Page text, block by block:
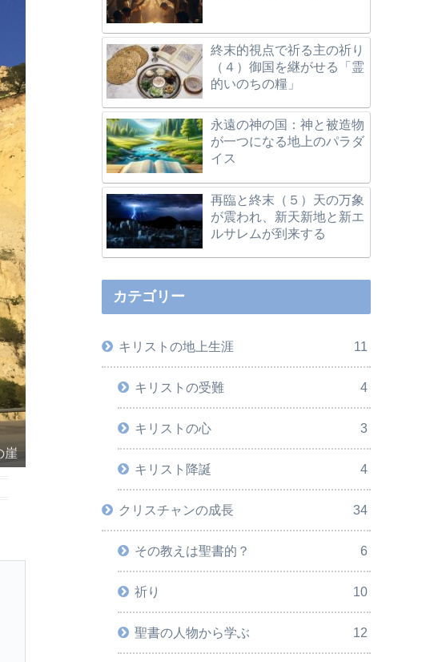
崖
終末的視点で祈る主の祈り
（４）御国を継がせる「霊
的いのちの糧」
永遠の神の国：神と被造物
が一つになる地上のパラダ
イス
再臨と終末（５）天の万象
が震われ、新天新地と新エ
ルサレムが到来する
カテゴリー
キリストの地上生涯 11
キリストの受難 4
キリストの心 3
キリスト降誕 4
クリスチャンの成長 34
その教えは聖書的？ 6
祈り 10
聖書の人物から学ぶ 12